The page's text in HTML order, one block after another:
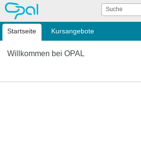
OPAL Suche
Startseite Kursangebote
Willkommen bei OPAL